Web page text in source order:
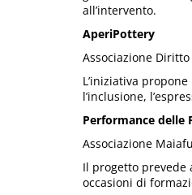
all’intervento.
AperiPottery
Associazione
L’iniziativa
l’inclusione,
Performance delle
Associazione
Il progetto prevede
occasioni di